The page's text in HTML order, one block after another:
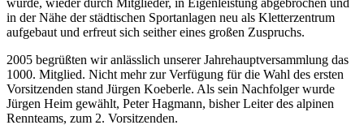
wurde, wieder durch Mitglieder, in Eigenleistung abgebrochen und
in der Nähe der städtischen Sportanlagen neu als Kletterzentrum
aufgebaut und erfreut sich seither eines großen Zuspruchs.
2005 begrüßten wir anlässlich unserer Jahrehauptversammlung das
1000. Mitglied. Nicht mehr zur Verfügung für die Wahl des ersten
Vorsitzenden stand Jürgen Koeberle. Als sein Nachfolger wurde
Jürgen Heim gewählt, Peter Hagmann, bisher Leiter des alpinen
Rennteams, zum 2. Vorsitzenden.